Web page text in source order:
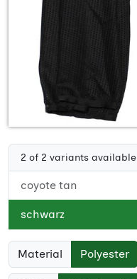
2 of 2 variants available
coyote tan
schwarz
Material Polyester